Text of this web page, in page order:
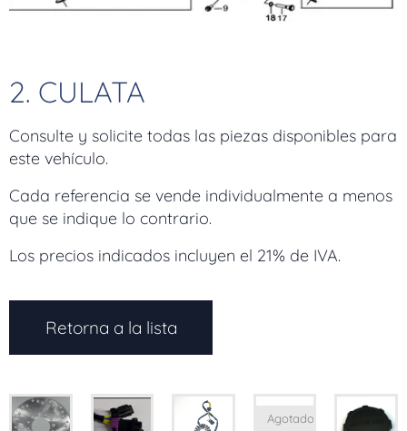
2. CULATA
Consulte y solicite todas las piezas disponibles para
este vehículo.
Cada referencia se vende individualmente a menos
que se indique lo contrario.
Los precios indicados incluyen el 21% de IVA.
Retorna a la lista
Agotado